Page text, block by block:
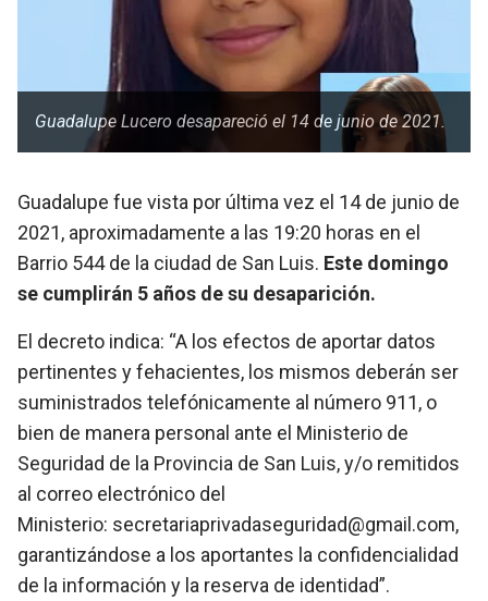
Guadalupe Lucero desapareció el 14 de junio de 2021.
Guadalupe fue vista por última vez el 14 de junio de
2021, aproximadamente a las 19:20 horas en el
Barrio 544 de la ciudad de San Luis. Este domingo
se cumplirán 5 años de su desaparición.
El decreto indica: “A los efectos de aportar datos
pertinentes y fehacientes, los mismos deberán ser
suministrados telefónicamente al número 911, o
bien de manera personal ante el Ministerio de
Seguridad de la Provincia de San Luis, y/o remitidos
al correo electrónico del
Ministerio: secretariaprivadaseguridad@gmail.com,
garantizándose a los aportantes la confidencialidad
de la información y la reserva de identidad”.